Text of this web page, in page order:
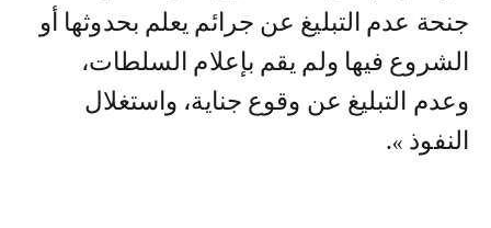
جنحة عدم التبليغ عن جرائم يعلم بحدوثها أو
الشروع فيها ولم يقم بإعلام السلطات،
وعدم التبليغ عن وقوع جناية، واستغلال
النفوذ ».